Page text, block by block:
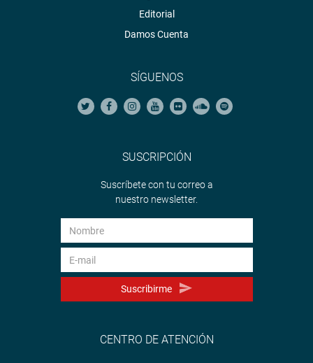
Editorial
Damos Cuenta
SÍGUENOS
SUSCRIPCIÓN
Suscríbete con tu correo a
nuestro newsletter.
Suscribirme
CENTRO DE ATENCIÓN